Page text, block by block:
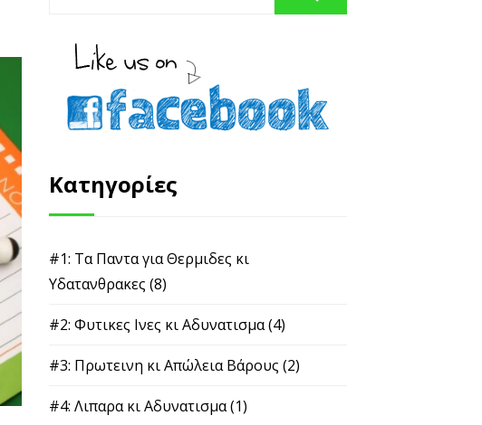
Κατηγορίες
#1: Τα Παντα για Θερμιδες κι
Υδατανθρακες (8)
#2: Φυτικες Ινες κι Αδυνατισμα(4)
#3: Πρωτεινη κι Απώλεια Βάρους (2)
#4: Λιπαρα κι Αδυνατισμα(1)